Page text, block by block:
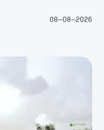
08-08-2026